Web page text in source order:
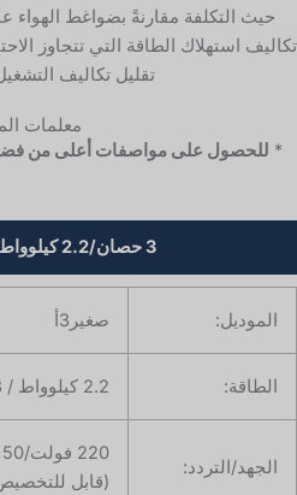
حيث التكلفة مقارنةً بضواغط الهواء
تكاليف استهلاك الطاقة التي تتجاوز
تقليل تكاليف
معلمات
* للحصول على مواصفات أعلى من
3 حصان/2.2 كيلوواط (سرعة ثابتة)
الموديل: صغير3أ
الطاقة: 2.2 كيلوواط / 3 حصان
الجهد/التردد:
(قابل